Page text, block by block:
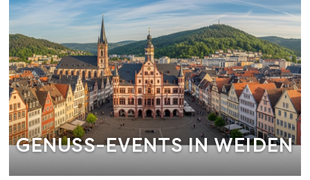
GENUSS-EVENTS IN WEIDEN